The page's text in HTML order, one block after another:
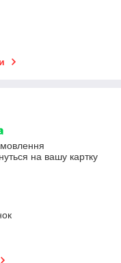
на вашу картку